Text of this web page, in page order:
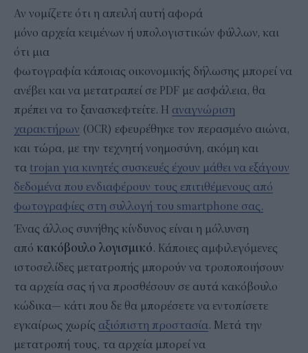
Αν νομίζετε ότι η απειλή αυτή αφορά
μόνο αρχεία κειμένων ή υπολογιστικών φύλλων, και
ότι μια
φωτογραφία κάποιας οικονομικής δήλωσης μπορεί να
ανέβει και να μετατραπεί σε PDF με ασφάλεια, θα
πρέπει να το ξανασκεφτείτε. Η αναγνώριση
χαρακτήρων (OCR) εφευρέθηκε τον περασμένο αιώνα,
και τώρα, με την τεχνητή νοημοσύνη, ακόμη και
τα trojan για κινητές συσκευές έχουν μάθει να εξάγουν
δεδομένα που ενδιαφέρουν τους επιτιθέμενους από
φωτογραφίες στη συλλογή του smartphone σας.
Ένας άλλος συνήθης κίνδυνος είναι η μόλυνση
από κακόβουλο λογισμικό. Κάποιες αμφιλεγόμενες
ιστοσελίδες μετατροπής μπορούν να τροποποιήσουν
τα αρχεία σας ή να προσθέσουν σε αυτά κακόβουλο
κώδικα— κάτι που δε θα μπορέσετε να εντοπίσετε
εγκαίρως χωρίς αξιόπιστη προστασία. Μετά την
μετατροπή τους, τα αρχεία μπορεί να